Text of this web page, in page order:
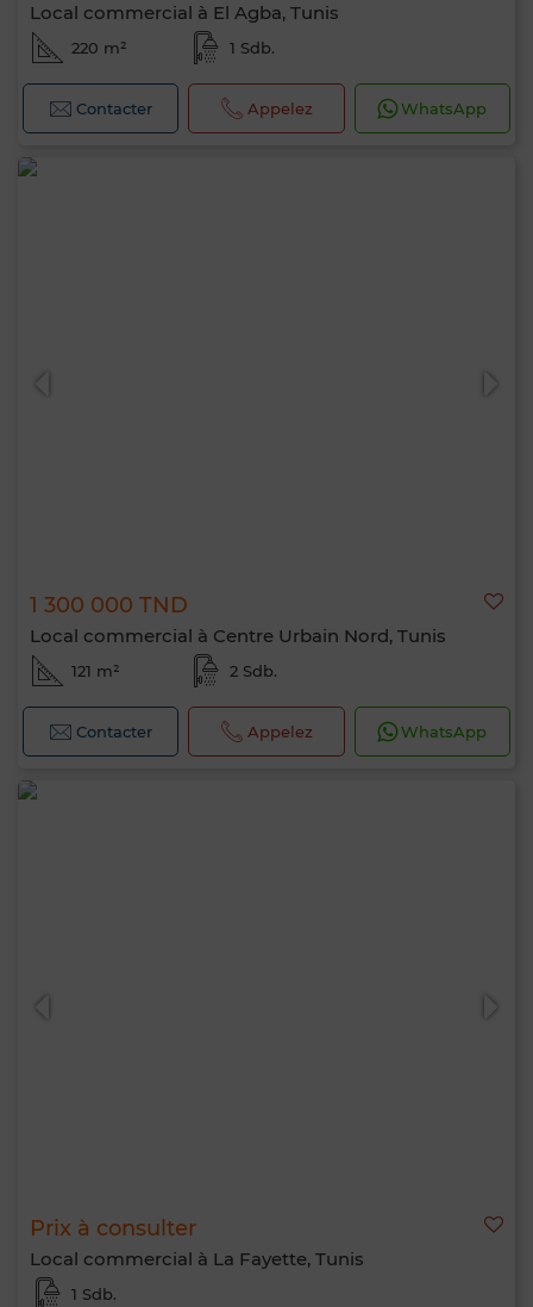
Local commercial à El Agba, Tunis
220 m² 1 Sdb.
Contacter Appelez WhatsApp
1 300 000 TND
Local commercial à Centre Urbain Nord, Tunis
121 m² 2 Sdb.
Contacter Appelez WhatsApp
Prix à consulter
Local commercial à La Fayette, Tunis
1 Sdb.